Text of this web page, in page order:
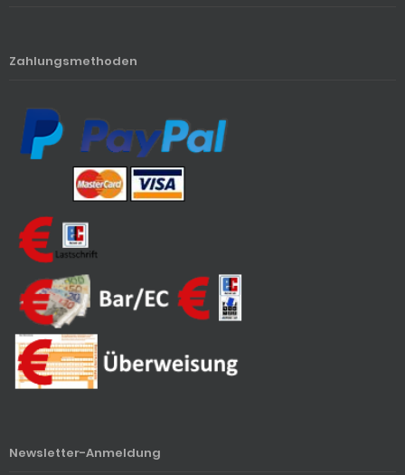
Zahlungsmethoden
Newsletter-Anmeldung